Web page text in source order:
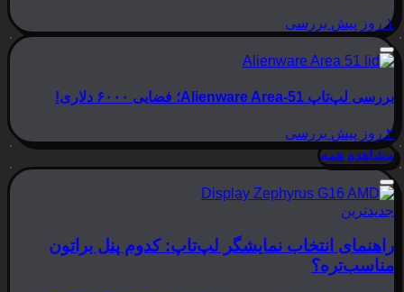
۱ روز پیش بررسی
بررسی لپ‌تاپ Alienware Area-51؛ فضایی ۶۰۰۰ دلاری!
۲ روز پیش
بررسی
مشاهده همه
جدیدترین
راهنمای انتخاب نمایشگر لپ‌تاپ: کدوم پنل براتون
مناسب‌تره؟